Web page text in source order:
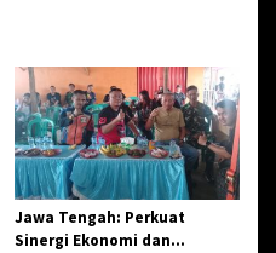
Jawa Tengah: Perkuat
Sinergi Ekonomi dan